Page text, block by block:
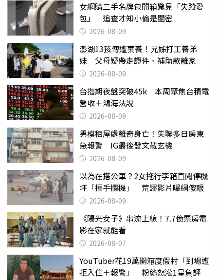
女網購二手名牌包開箱驚見「失蹤愛
包」 追查才知小偷是閨密
2026-08-09
澎湖13孩傳遭棄養！兄姊打工養弟
妹 父母疑帶走證件、補助款離家
2026-08-09
台指期夜盤突破45k 本周聚焦台積電
營收＋鴻海法說
2026-08-09
男模租屋處離奇身亡！失聯多日房東
急報警 IG最後發文藏玄機
2026-08-09
以為在搭公車？2女拖行李箱直闖停機
坪「揮手攔機」 荒謬影片曝網傻眼
2026-08-09
《陽光女子》串流上線！7.7億票房電
影在家就能看
2026-08-07
YouTuber花19萬開箱度假村「到場遭
拒入住＋報警」 粉絲怒灌1星負評